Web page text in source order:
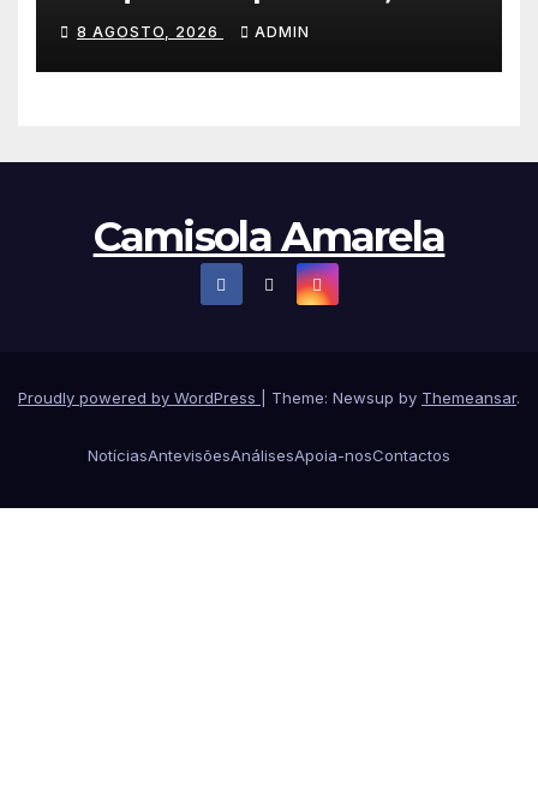
Christian Scaroni é o novo
líder da Volta a Polónia
8 AGOSTO, 2026 ADMIN
Camisola Amarela
Proudly powered by WordPress Theme: Newsup by Themeansar.
NotíciasAntevisõesAnálisesApoia-nosContactos